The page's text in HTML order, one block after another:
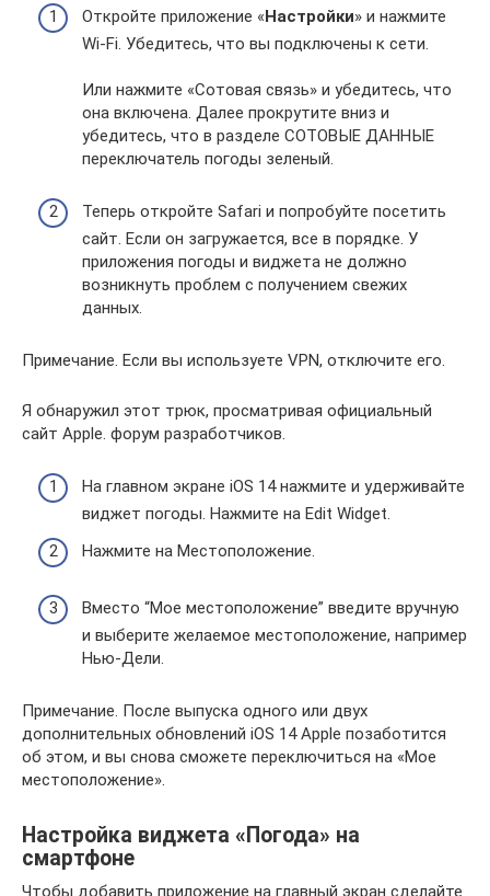
Откройте приложение «Настройки» и нажмите
Wi-Fi. Убедитесь, что вы подключены к сети.
Или нажмите «Сотовая связь» и убедитесь, что
она включена. Далее прокрутите вниз и
убедитесь, что в разделе СОТОВЫЕ ДАННЫЕ
переключатель погоды зеленый.
Теперь откройте Safari и попробуйте посетить
сайт. Если он загружается, все в порядке. У
приложения погоды и виджета не должно
возникнуть проблем с получением свежих
данных.
Примечание. Если вы используете VPN, отключите его.
Я обнаружил этот трюк, просматривая официальный
сайт Apple. форум разработчиков.
На главном экране iOS 14 нажмите и удерживайте
виджет погоды. Нажмите на Edit Widget.
Нажмите на Местоположение.
Вместо “Мое местоположение” введите вручную
и выберите желаемое местоположение, например
Нью-Дели.
Примечание. После выпуска одного или двух
дополнительных обновлений iOS 14 Apple позаботится
об этом, и вы снова сможете переключиться на «Мое
местоположение».
Настройка виджета «Погода» на
смартфоне
Чтобы добавить приложение на главный экран сделайте